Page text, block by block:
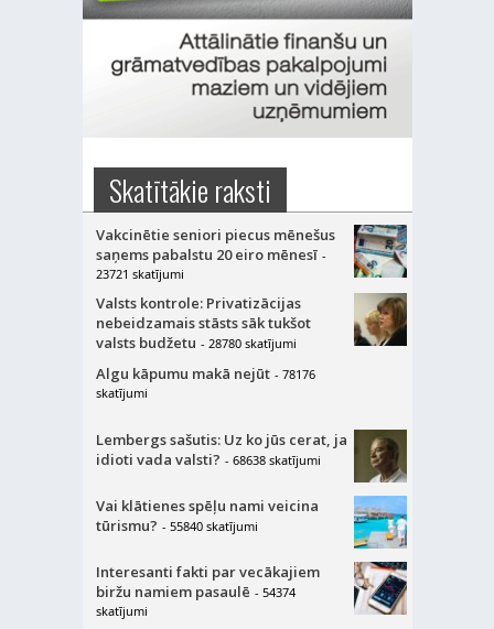
Skatītākie raksti
Vakcinētie seniori piecus mēnešus
saņems pabalstu 20 eiro mēnesī -
23721 skatījumi
Valsts kontrole: Privatizācijas
nebeidzamais stāsts sāk tukšot
valsts budžetu - 28780 skatījumi
Algu kāpumu makā nejūt - 78176
skatījumi
Lembergs sašutis: Uz ko jūs cerat, ja
idioti vada valsti? - 68638 skatījumi
Vai klātienes spēļu nami veicina
tūrismu? - 55840 skatījumi
Interesanti fakti par vecākajiem
biržu namiem pasaulē - 54374
skatījumi